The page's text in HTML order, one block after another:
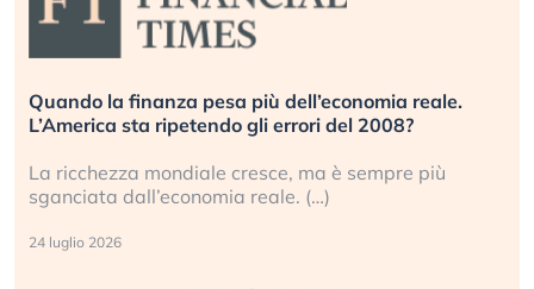
Quando la finanza pesa più dell’economia reale.
L’America sta ripetendo gli errori del 2008?
La ricchezza mondiale cresce, ma è sempre più
sganciata dall’economia reale. (…)
24 luglio 2026